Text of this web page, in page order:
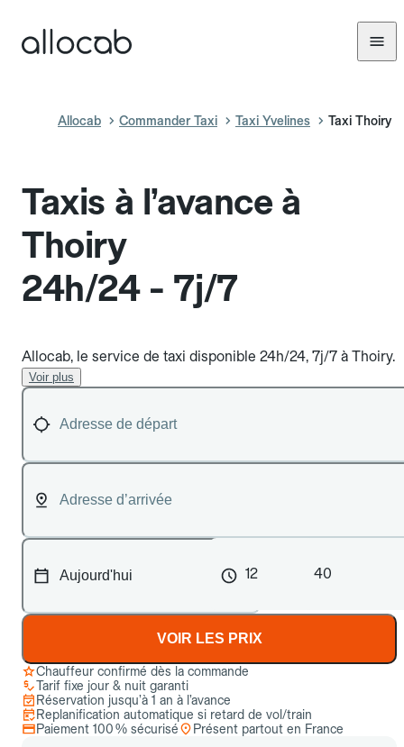
Allocab Commander Taxi Taxi Yvelines Taxi Thoiry
Taxis à l’avance à
Thoiry
24h/24 - 7j/7
Allocab, le service de taxi disponible 24h/24, 7j/7 à Thoiry.
Voir plus
12 40
VOIR LES PRIX
Chauffeur confirmé dès la commande
Tarif fixe jour & nuit garanti
Réservation jusqu’à 1 an à l’avance
Replanification automatique si retard de vol/train
Paiement 100 % sécurisé
Présent partout en France